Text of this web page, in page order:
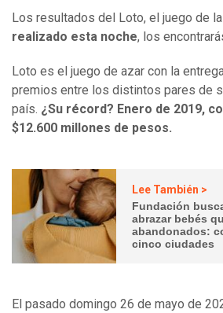
Los resultados del Loto, el juego de
realizado esta noche, los
Loto es el juego de azar con la
premios entre los distintos pares de
país. ¿Su récord? Enero de 2019,
$12.600 millones de pesos.
Lee También >
Fundación
abrazar bebés
abandonados:
cinco ciudades
El pasado domingo 26 de mayo de